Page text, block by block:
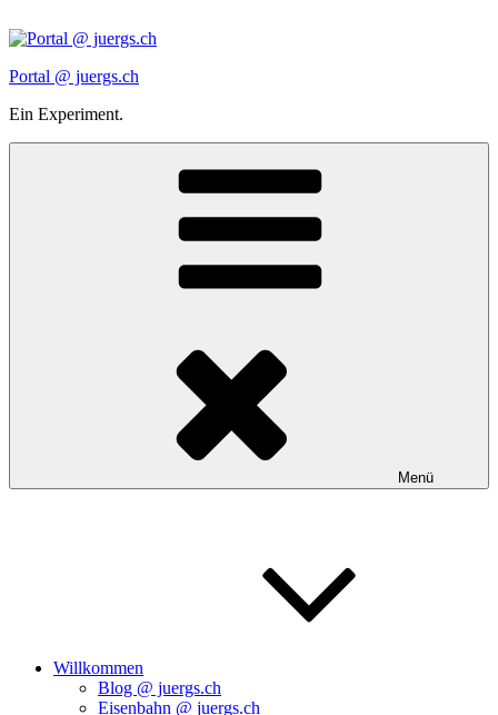
Inhalt
Portal @ juergs.ch
Ein Experiment.
Menü
Willkommen
Blog @ juergs.ch
Eisenbahn @ juergs.ch